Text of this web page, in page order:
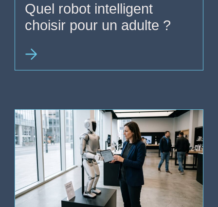
Quel robot intelligent
choisir pour un adulte ?